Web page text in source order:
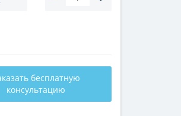
бесплатную
консультацию